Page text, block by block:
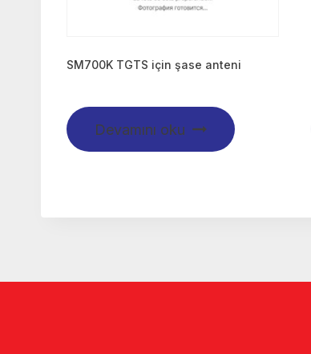
SM700K TGTS için şase anteni
Devamını oku